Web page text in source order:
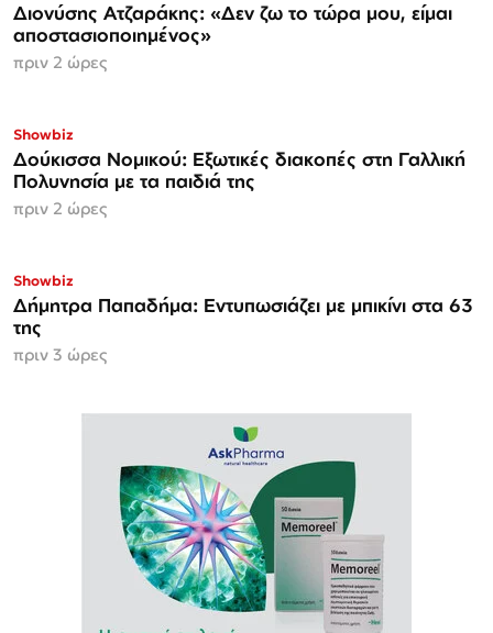
Διονύσης Ατζαράκης: «Δεν ζω το τώρα μου, είμαι
αποστασιοποιημένος»
πριν 2 ώρες
Showbiz
Δούκισσα Νομικού: Εξωτικές διακοπές στη Γαλλική
Πολυνησία με τα παιδιά της
πριν 2 ώρες
Showbiz
Δήμητρα Παπαδήμα: Εντυπωσιάζει με μπικίνι στα 63
της
πριν 3 ώρες